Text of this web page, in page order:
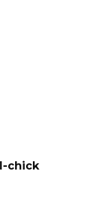
chick